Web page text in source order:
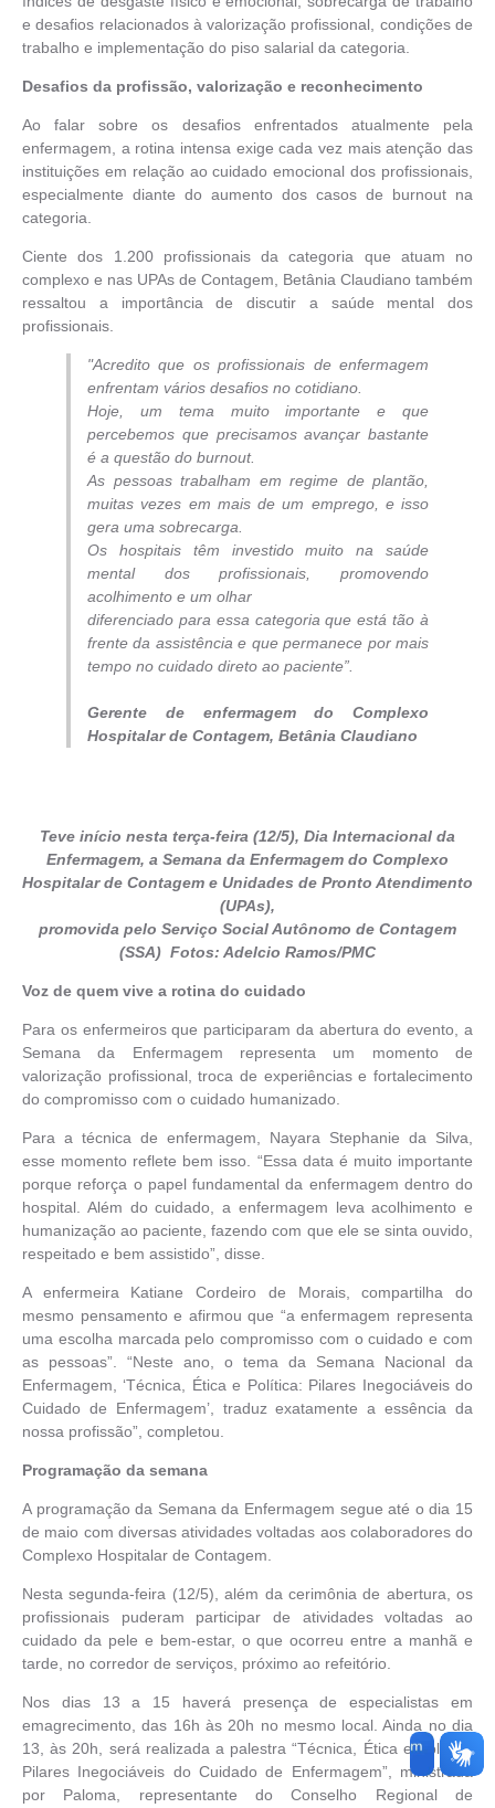
e desafios relacionados à valorização profissional, condições de
trabalho e implementação do piso salarial da categoria.
Desafios da profissão, valorização e reconhecimento
Ao falar sobre os desafios enfrentados atualmente pela
enfermagem, a rotina intensa exige cada vez mais atenção das
instituições em relação ao cuidado emocional dos profissionais,
especialmente diante do aumento dos casos de burnout na
categoria.
Ciente dos 1.200 profissionais da categoria que atuam no
complexo e nas UPAs de Contagem, Betânia Claudiano também
ressaltou a importância de discutir a saúde mental dos
profissionais.
"Acredito que os profissionais de enfermagem
enfrentam vários desafios no cotidiano.
Hoje, um tema muito importante e que
percebemos que precisamos avançar bastante
é a questão do burnout.
As pessoas trabalham em regime de plantão,
muitas vezes em mais de um emprego, e isso
gera uma sobrecarga.
Os hospitais têm investido muito na saúde
mental dos profissionais, promovendo
acolhimento e um olhar
diferenciado para essa categoria que está tão à
frente da assistência e que permanece por mais
tempo no cuidado direto ao paciente”.
Gerente de enfermagem do Complexo
Hospitalar de Contagem, Betânia Claudiano
Teve início nesta terça-feira (12/5), Dia Internacional da
Enfermagem, a Semana da Enfermagem do Complexo
Hospitalar de Contagem e Unidades de Pronto Atendimento
(UPAs),
promovida pelo Serviço Social Autônomo de Contagem
(SSA) Fotos: Adelcio Ramos/PMC
Voz de quem vive a rotina do cuidado
Para os enfermeiros que participaram da abertura do evento, a
Semana da Enfermagem representa um momento de
valorização profissional, troca de experiências e fortalecimento
do compromisso com o cuidado humanizado.
Para a técnica de enfermagem, Nayara Stephanie da Silva,
esse momento reflete bem isso. “Essa data é muito importante
porque reforça o papel fundamental da enfermagem dentro do
hospital. Além do cuidado, a enfermagem leva acolhimento e
humanização ao paciente, fazendo com que ele se sinta ouvido,
respeitado e bem assistido”, disse.
A enfermeira Katiane Cordeiro de Morais, compartilha do
mesmo pensamento e afirmou que “a enfermagem representa
uma escolha marcada pelo compromisso com o cuidado e com
as pessoas”. “Neste ano, o tema da Semana Nacional da
Enfermagem, ‘Técnica, Ética e Política: Pilares Inegociáveis do
Cuidado de Enfermagem’, traduz exatamente a essência da
nossa profissão”, completou.
Programação da semana
A programação da Semana da Enfermagem segue até o dia 15
de maio com diversas atividades voltadas aos colaboradores do
Complexo Hospitalar de Contagem.
Nesta segunda-feira (12/5), além da cerimônia de abertura, os
profissionais puderam participar de atividades voltadas ao
cuidado da pele e bem-estar, o que ocorreu entre a manhã e
tarde, no corredor de serviços, próximo ao refeitório.
Nos dias 13 a 15 haverá presença de especialistas em
emagrecimento, das 16h às 20h no mesmo local. Ainda no dia
13, às 20h, será realizada a palestra “Técnica, Ética e Política:
Pilares Inegociáveis do Cuidado de Enfermagem”, ministrada
por Paloma, representante do Conselho Regional de